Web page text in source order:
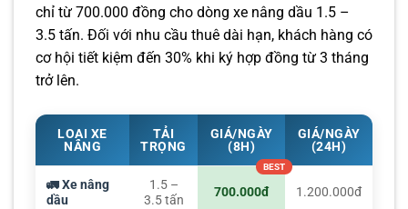
chỉ từ 700.000 đồng cho dòng xe nâng dầu 1.5 –
3.5 tấn. Đối với nhu cầu thuê dài hạn, khách hàng có
cơ hội tiết kiệm đến 30% khi ký hợp đồng từ 3 tháng
trở lên.
LOẠI XE
NÂNG
TẢI
TRỌNG
GIÁ/NGÀY
(8H)
GIÁ/NGÀY
(24H)
🚛 Xe nâng
dầu
1.5 –
3.5 tấn
700.000đ 1.200.000đ